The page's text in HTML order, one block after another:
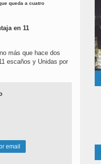
queda a cuatro
en 11
más que hace dos
escaños y Unidas por
email